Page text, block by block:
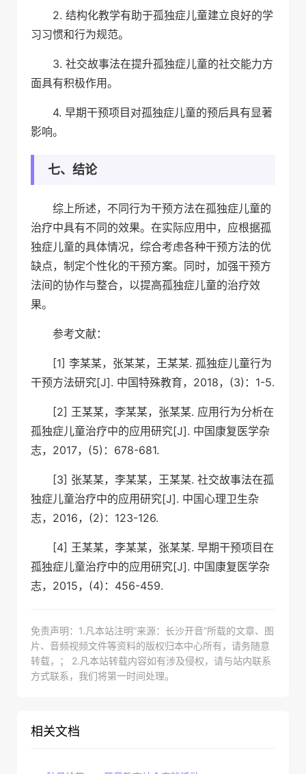
2. 结构化教学有助于孤独症儿童建立良好的学
习习惯和行为规范。
3. 社交故事法在提升孤独症儿童的社交能力方
面具有积极作用。
4. 早期干预项目对孤独症儿童的预后具有显著
影响。
七、结论
综上所述，不同行为干预方法在孤独症儿童的
治疗中具有不同的效果。在实际应用中，应根据孤
独症儿童的具体情况，综合考虑各种干预方法的优
缺点，制定个性化的干预方案。同时，加强干预方
法间的协作与整合，以提高孤独症儿童的治疗效
果。
参考文献：
[1] 李某某，张某某，王某某. 孤独症儿童行为
干预方法研究[J]. 中国特殊教育，2018，(3)：1-5.
[2] 王某某，李某某，张某某. 应用行为分析在
孤独症儿童治疗中的应用研究[J]. 中国康复医学杂
志，2017，(5)：678-681.
[3] 张某某，李某某，王某某. 社交故事法在孤
独症儿童治疗中的应用研究[J]. 中国心理卫生杂
志，2016，(2)：123-126.
[4] 王某某，李某某，张某某. 早期干预项目在
孤独症儿童治疗中的应用研究[J]. 中国康复医学杂
志，2015，(4)：456-459.
免责声明：1.凡本站注明“来源：长沙开音”所载的文章、图
片、音频视频文件等资料的版权归本中心所有，请务随意
转载，； 2.凡本站转载内容如有涉及侵权，请与站内联系
方式联系，我们将第一时间处理。
相关文档